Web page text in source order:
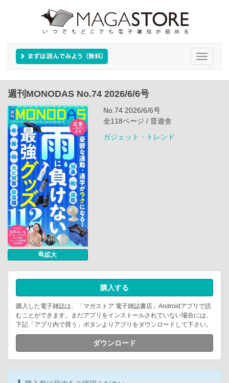
Toggle
週刊MONODAS No.74 2026/6/6号
拡大
No.74 2026/6/6号
全118ページ / 晋遊舎
ガジェット・トレンド
購入する
購入した電子雑誌は、「マガストア 電子雑誌書店」Androidアプリで読
むことができます。まだアプリをインストールされていない場合には、
下記「アプリ内で買う」ボタンよりアプリをダウンロードして下さい。
ダウンロード